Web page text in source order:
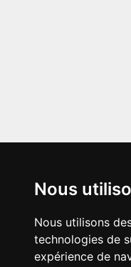
Nous
Nous utilisons
technologies de
expérience de